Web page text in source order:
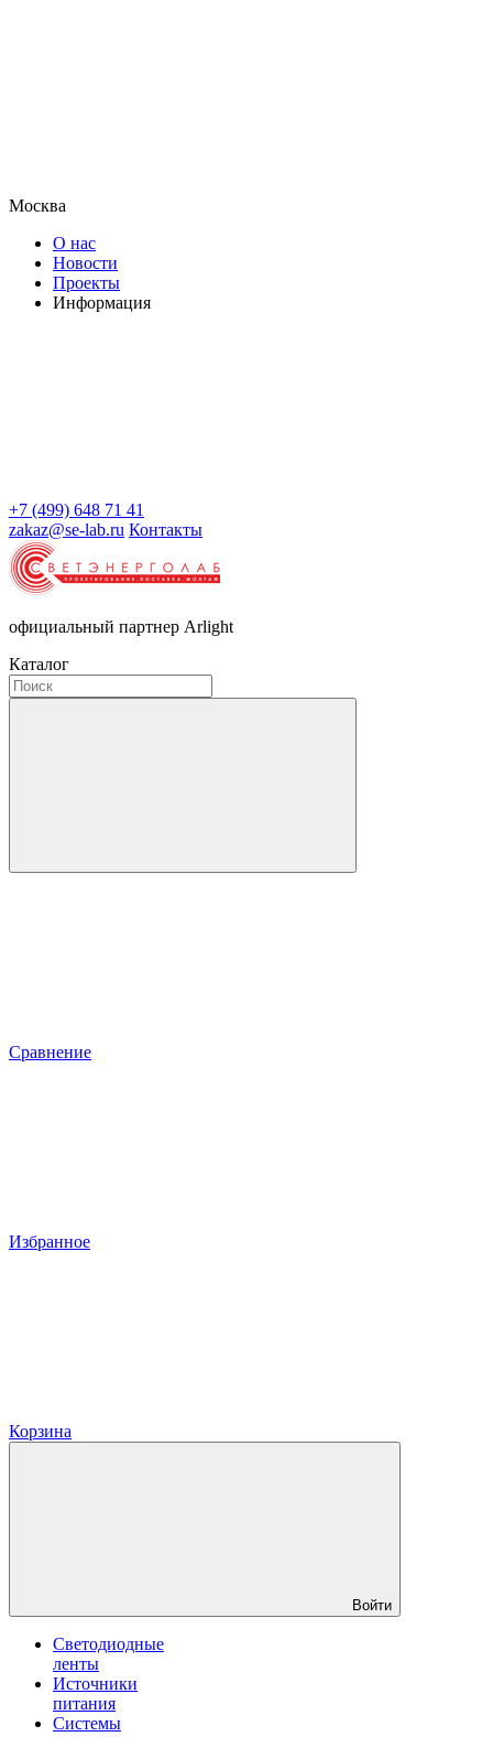
Москва
О нас
Новости
Проекты
Информация
+7 (499) 648 71 41
zakaz@se-lab.ru Контакты
официальный партнер Arlight
Каталог
Сравнение
Избранное
Корзина
Войти
Светодиодные
ленты
Источники
питания
Системы